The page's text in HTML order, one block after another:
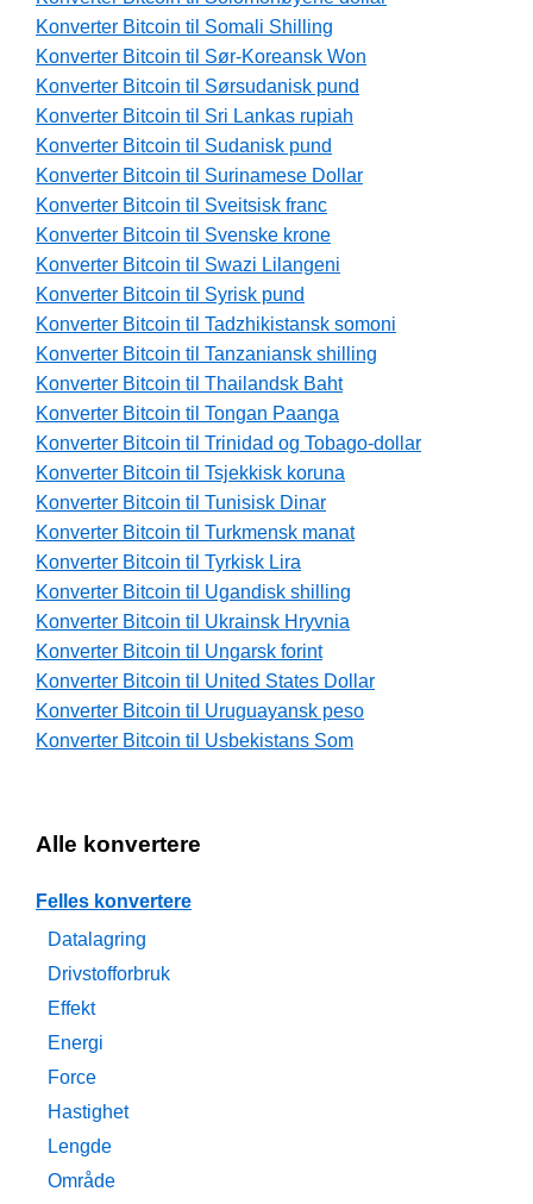
Konverter Bitcoin til Somali Shilling
Konverter Bitcoin til Sør-Koreansk Won
Konverter Bitcoin til Sørsudanisk pund
Konverter Bitcoin til Sri Lankas rupiah
Konverter Bitcoin til Sudanisk pund
Konverter Bitcoin til Surinamese Dollar
Konverter Bitcoin til Sveitsisk franc
Konverter Bitcoin til Svenske krone
Konverter Bitcoin til Swazi Lilangeni
Konverter Bitcoin til Syrisk pund
Konverter Bitcoin til Tadzhikistansk somoni
Konverter Bitcoin til Tanzaniansk shilling
Konverter Bitcoin til Thailandsk Baht
Konverter Bitcoin til Tongan Paanga
Konverter Bitcoin til Trinidad og Tobago-dollar
Konverter Bitcoin til Tsjekkisk koruna
Konverter Bitcoin til Tunisisk Dinar
Konverter Bitcoin til Turkmensk manat
Konverter Bitcoin til Tyrkisk Lira
Konverter Bitcoin til Ugandisk shilling
Konverter Bitcoin til Ukrainsk Hryvnia
Konverter Bitcoin til Ungarsk forint
Konverter Bitcoin til United States Dollar
Konverter Bitcoin til Uruguayansk peso
Konverter Bitcoin til Usbekistans Som
Alle konvertere
Felles konvertere
Datalagring
Drivstofforbruk
Effekt
Energi
Force
Hastighet
Lengde
Område